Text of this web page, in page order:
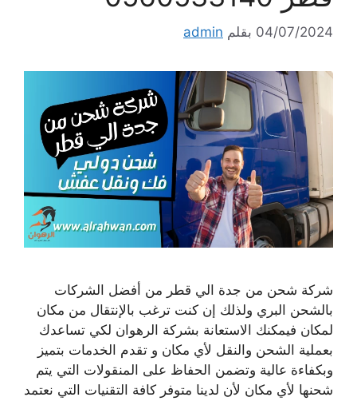
04/07/2024 بقلم admin
شركة شحن من جدة الي قطر من أفضل الشركات
بالشحن البري ولذلك إن كنت ترغب بالإنتقال من مكان
لمكان فيمكنك الاستعانة بشركة الرهوان لكي تساعدك
بعملية الشحن والنقل لأي مكان و تقدم الخدمات بتميز
وبكفاءة عالية وتضمن الحفاظ على المنقولات التي يتم
شحنها لأي مكان لأن لدينا متوفر كافة التقنيات التي نعتمد